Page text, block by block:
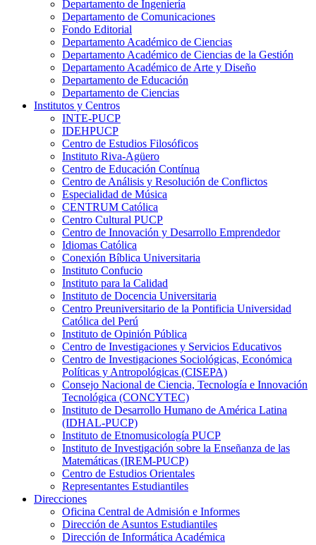
Departamento de Ingeniería
Departamento de Comunicaciones
Fondo Editorial
Departamento Académico de Ciencias
Departamento Académico de Ciencias de la Gestión
Departamento Académico de Arte y Diseño
Departamento de Educación
Departamento de Ciencias
Institutos y Centros
INTE-PUCP
IDEHPUCP
Centro de Estudios Filosóficos
Instituto Riva-Agüero
Centro de Educación Contínua
Centro de Análisis y Resolución de Conflictos
Especialidad de Música
CENTRUM Católica
Centro Cultural PUCP
Centro de Innovación y Desarrollo Emprendedor
Idiomas Católica
Conexión Bíblica Universitaria
Instituto Confucio
Instituto para la Calidad
Instituto de Docencia Universitaria
Centro Preuniversitario de la Pontificia Universidad
Católica del Perú
Instituto de Opinión Pública
Centro de Investigaciones y Servicios Educativos
Centro de Investigaciones Sociológicas, Económica
Políticas y Antropológicas (CISEPA)
Consejo Nacional de Ciencia, Tecnología e Innovación
Tecnológica (CONCYTEC)
Instituto de Desarrollo Humano de América Latina
(IDHAL-PUCP)
Instituto de Etnomusicología PUCP
Instituto de Investigación sobre la Enseñanza de las
Matemáticas (IREM-PUCP)
Centro de Estudios Orientales
Representantes Estudiantiles
Direcciones
Oficina Central de Admisión e Informes
Dirección de Asuntos Estudiantiles
Dirección de Informática Académica